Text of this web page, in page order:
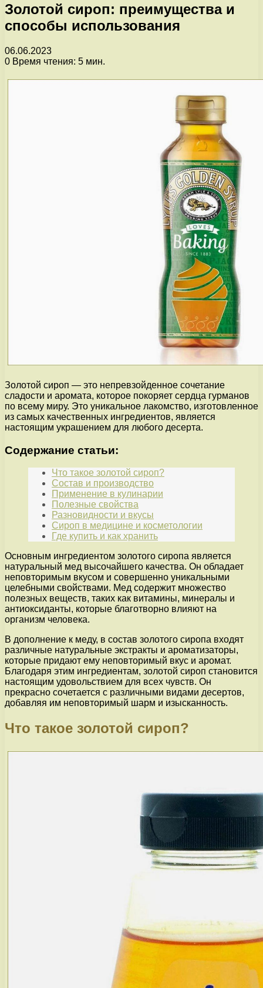
Золотой сироп: преимущества и
способы использования
06.06.2023
0 Время чтения: 5 мин.
Золотой сироп — это непревзойденное сочетание
сладости и аромата, которое покоряет сердца гурманов
по всему миру. Это уникальное лакомство, изготовленное
из самых качественных ингредиентов, является
настоящим украшением для любого десерта.
Содержание статьи:
Что такое золотой сироп?
Состав и производство
Применение в кулинарии
Полезные свойства
Разновидности и вкусы
Сироп в медицине и косметологии
Где купить и как хранить
Основным ингредиентом золотого сиропа является
натуральный мед высочайшего качества. Он обладает
неповторимым вкусом и совершенно уникальными
целебными свойствами. Мед содержит множество
полезных веществ, таких как витамины, минералы и
антиоксиданты, которые благотворно влияют на
организм человека.
В дополнение к меду, в состав золотого сиропа входят
различные натуральные экстракты и ароматизаторы,
которые придают ему неповторимый вкус и аромат.
Благодаря этим ингредиентам, золотой сироп становится
настоящим удовольствием для всех чувств. Он
прекрасно сочетается с различными видами десертов,
добавляя им неповторимый шарм и изысканность.
Что такое золотой сироп?